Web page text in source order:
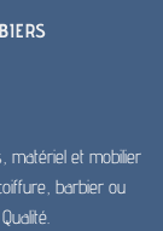
matériel et mobilier
barbier ou